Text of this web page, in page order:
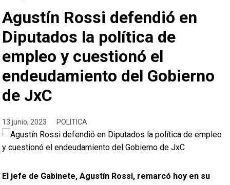
Agustín Rossi defendió en
Diputados la política de
empleo y cuestionó el
endeudamiento del Gobierno
de JxC
13 junio, 2023 POLITICA
El jefe de Gabinete, Agustín Rossi, remarcó hoy en su